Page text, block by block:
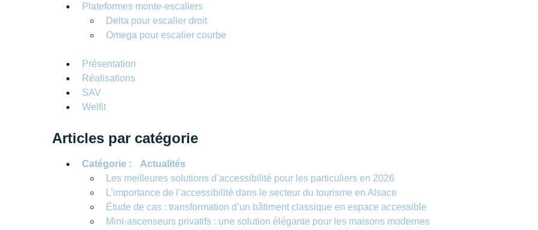
Plateformes monte-escaliers
Delta pour escalier droit
Omega pour escalier courbe
Présentation
Réalisations
SAV
Welfit
Articles par catégorie
Catégorie :
Actualités
Les meilleures solutions d’accessibilité pour les particuliers en 2026
L’importance de l’accessibilité dans le secteur du tourisme en Alsace
Étude de cas : transformation d’un bâtiment classique en espace accessible
Mini-ascenseurs privatifs : une solution élégante pour les maisons modernes